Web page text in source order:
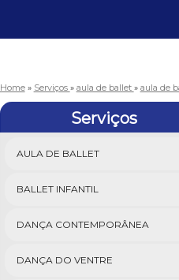
Home » Serviços » aula de ballet » aula de
Serviços
AULA DE BALLET
BALLET INFANTIL
DANÇA CONTEMPORÂNEA
DANÇA DO VENTRE